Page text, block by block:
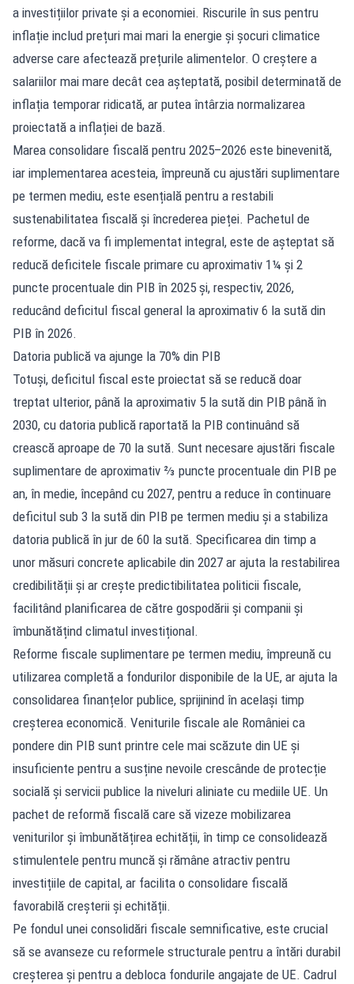
a investițiilor private și a economiei. Riscurile în sus pentru
inflație includ prețuri mai mari la energie și șocuri climatice
adverse care afectează prețurile alimentelor. O creștere a
salariilor mai mare decât cea așteptată, posibil determinată de
inflația temporar ridicată, ar putea întârzia normalizarea
proiectată a inflației de bază.
Marea consolidare fiscală pentru 2025–2026 este binevenită,
iar implementarea acesteia, împreună cu ajustări suplimentare
pe termen mediu, este esențială pentru a restabili
sustenabilitatea fiscală și încrederea pieței. Pachetul de
reforme, dacă va fi implementat integral, este de așteptat să
reducă deficitele fiscale primare cu aproximativ 1¼ și 2
puncte procentuale din PIB în 2025 și, respectiv, 2026,
reducând deficitul fiscal general la aproximativ 6 la sută din
PIB în 2026.
Datoria publică va ajunge la 70% din PIB
Totuși, deficitul fiscal este proiectat să se reducă doar
treptat ulterior, până la aproximativ 5 la sută din PIB până în
2030, cu datoria publică raportată la PIB continuând să
crească aproape de 70 la sută. Sunt necesare ajustări fiscale
suplimentare de aproximativ ⅔ puncte procentuale din PIB pe
an, în medie, începând cu 2027, pentru a reduce în continuare
deficitul sub 3 la sută din PIB pe termen mediu și a stabiliza
datoria publică în jur de 60 la sută. Specificarea din timp a
unor măsuri concrete aplicabile din 2027 ar ajuta la restabilirea
credibilității și ar crește predictibilitatea politicii fiscale,
facilitând planificarea de către gospodării și companii și
îmbunătățind climatul investițional.
Reforme fiscale suplimentare pe termen mediu, împreună cu
utilizarea completă a fondurilor disponibile de la UE, ar ajuta la
consolidarea finanțelor publice, sprijinind în același timp
creșterea economică. Veniturile fiscale ale României ca
pondere din PIB sunt printre cele mai scăzute din UE și
insuficiente pentru a susține nevoile crescânde de protecție
socială și servicii publice la niveluri aliniate cu mediile UE. Un
pachet de reformă fiscală care să vizeze mobilizarea
veniturilor și îmbunătățirea echității, în timp ce consolidează
stimulentele pentru muncă și rămâne atractiv pentru
investițiile de capital, ar facilita o consolidare fiscală
favorabilă creșterii și echității.
Pe fondul unei consolidări fiscale semnificative, este crucial
să se avanseze cu reformele structurale pentru a întări durabil
creșterea și pentru a debloca fondurile angajate de UE. Cadrul